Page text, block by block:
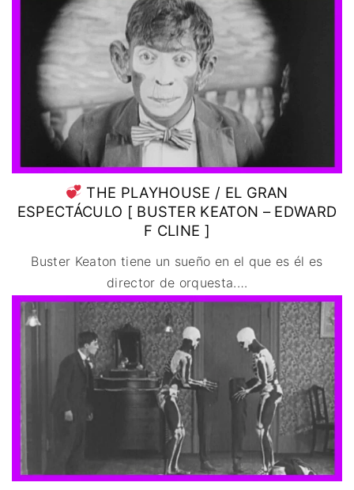
THE PLAYHOUSE / EL GRAN
ESPECTÁCULO [ BUSTER KEATON – EDWARD
F CLINE ]
Buster Keaton tiene un sueño en el que es él es
director de orquesta.…